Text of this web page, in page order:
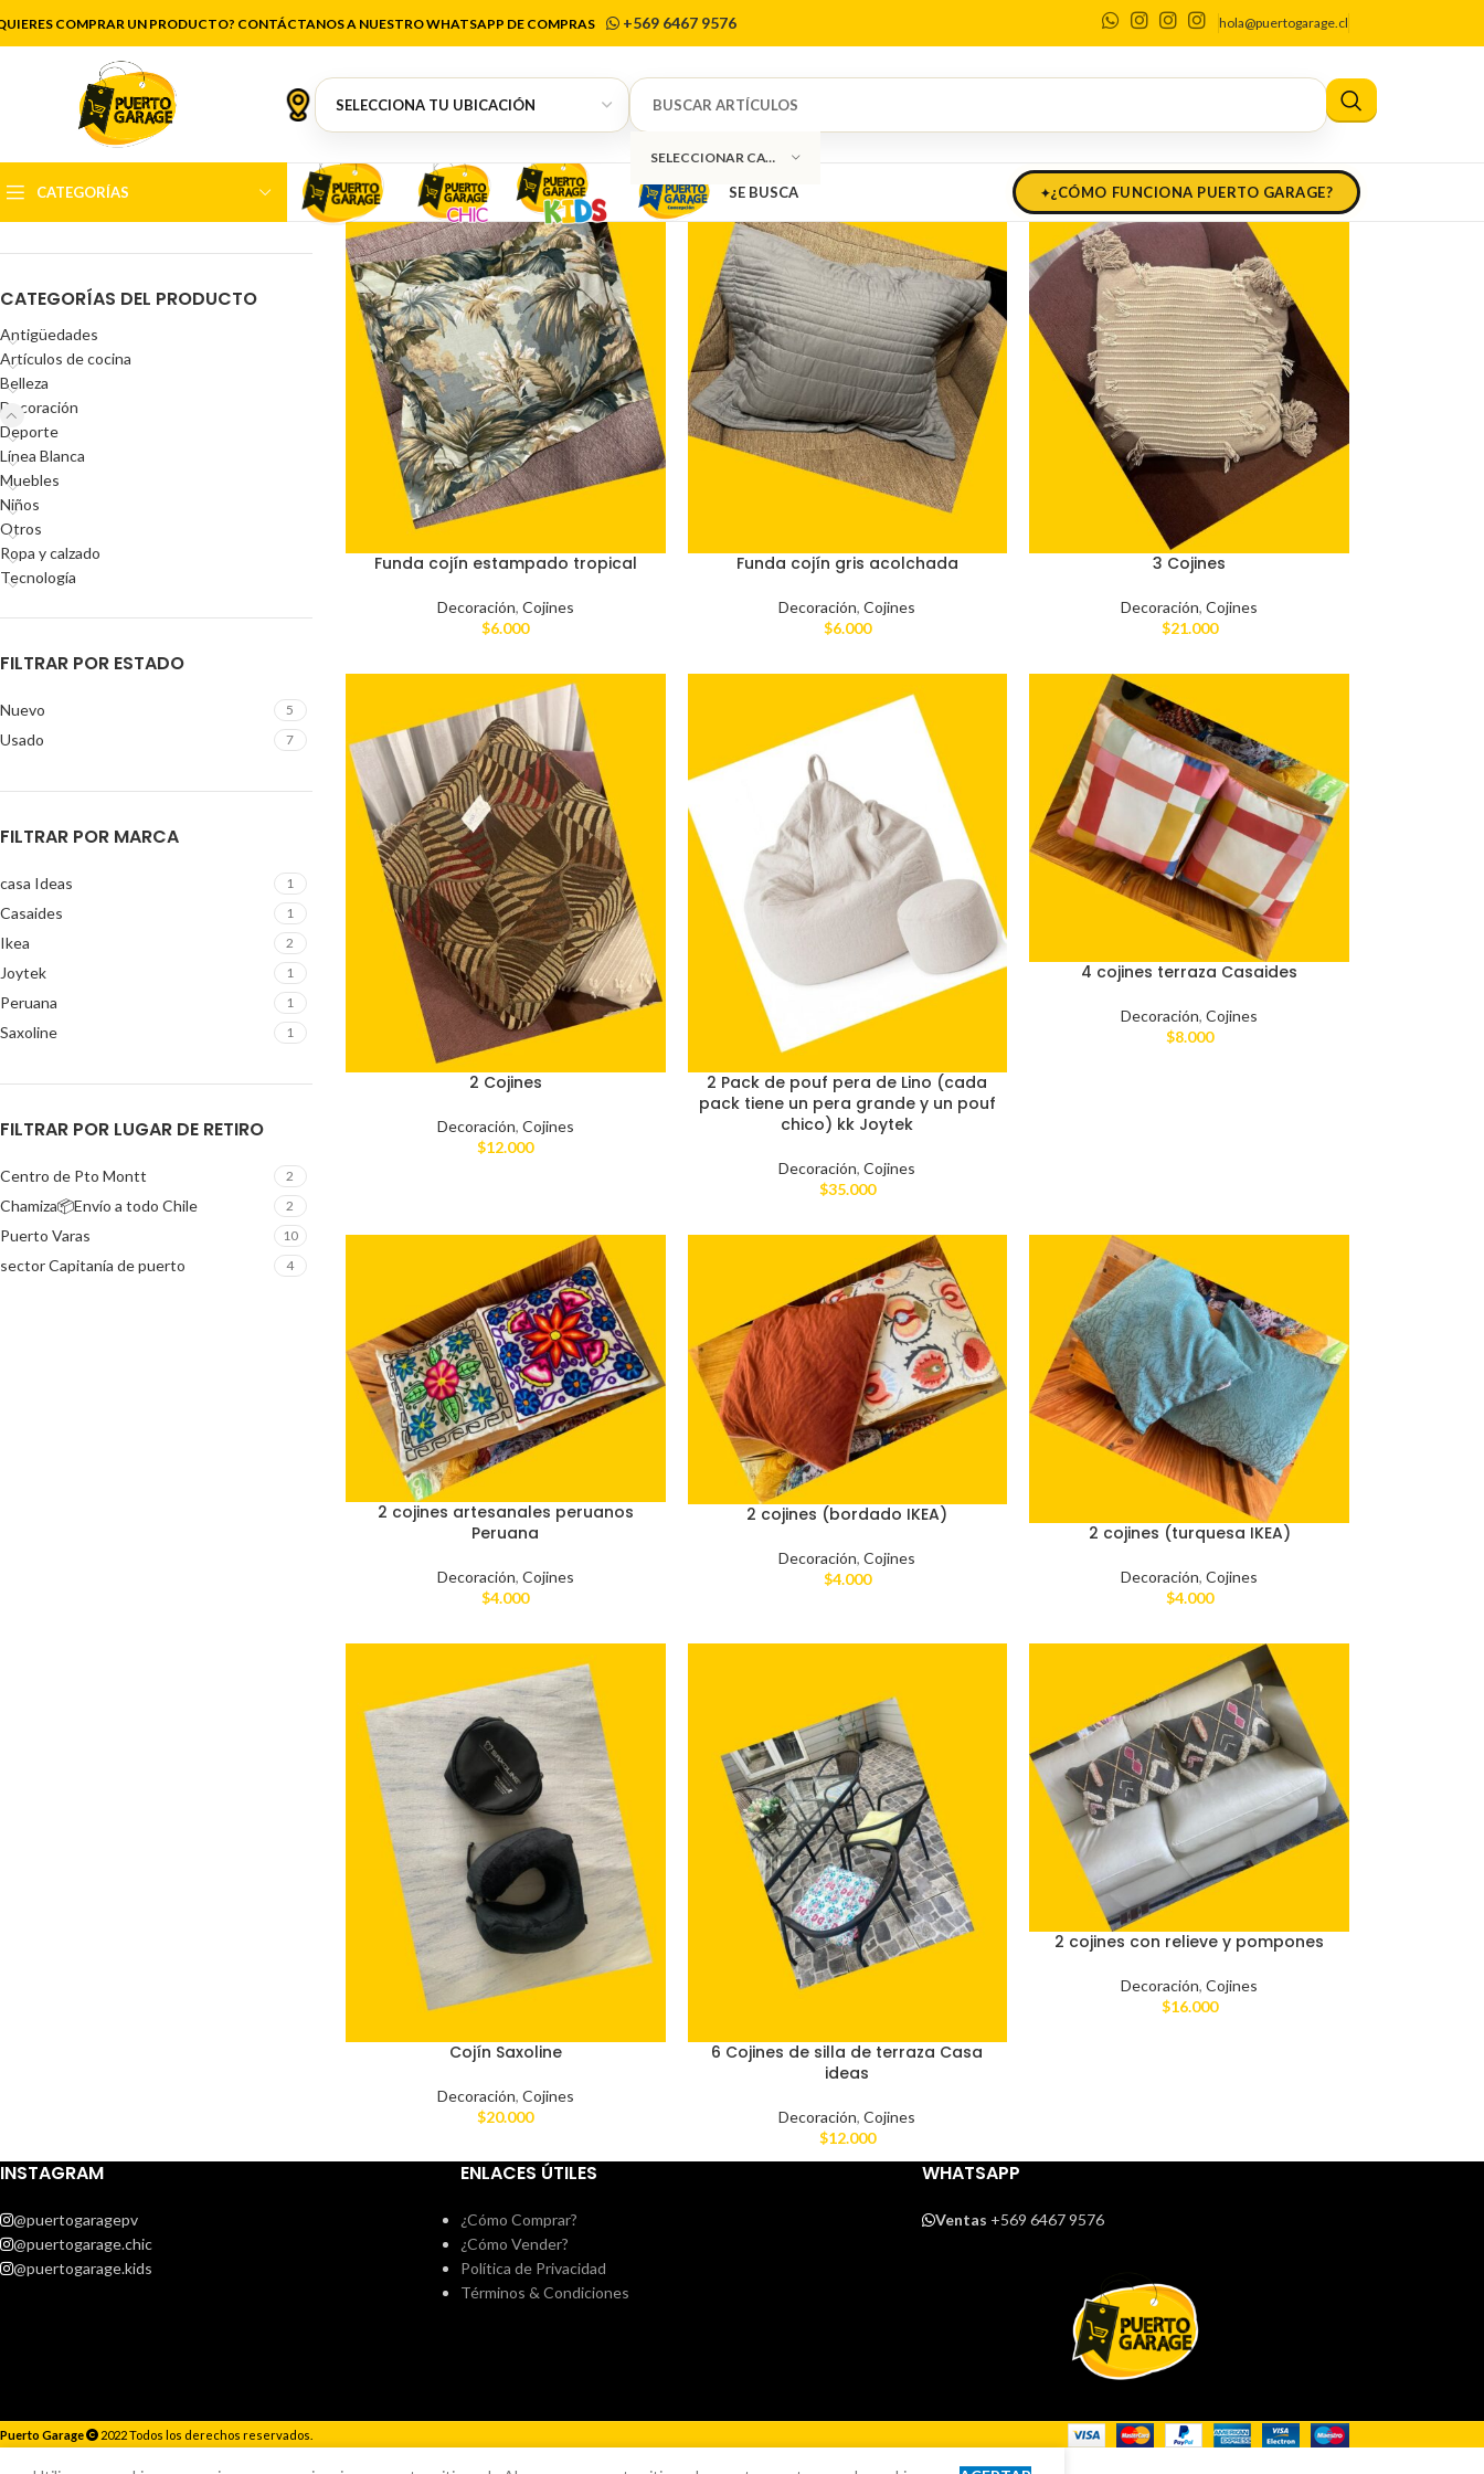
COMPRAR UN PRODUCTO? CONTÁCTANOS A NUESTRO WHATSAPP DE COMPRAS +569 6467 9576 hola@puertogarage.cl
SELECCIONAR CATEGORÍA
CATEGORÍAS SE BUSCA ¿CÓMO FUNCIONA PUERTO GARAGE?
Cojines
FILTRAR POR PRECIO
FILTRAR
Precio:$4.000—$35.000
CATEGORÍAS DEL PRODUCTO
Antigüedades
Artículos de cocina
Belleza
Decoración
Deporte
Línea Blanca
Muebles
Niños
Otros
Ropa y calzado
Tecnología
FILTRAR POR ESTADO
Nuevo 5
Usado 7
FILTRAR POR MARCA
casa Ideas 1
Casaides 1
Ikea 2
Joytek 1
Peruana 1
Saxoline 1
FILTRAR POR LUGAR DE RETIRO
Centro de Pto Montt 2
Chamiza📦Envío a todo Chile 2
Puerto Varas 10
sector Capitanía de puerto 4
Funda cojín estampado tropical
Decoración, Cojines
$6.000
Funda cojín gris acolchada
Decoración,Cojines
$6.000
3 Cojines
Decoración,Cojines
$21.000
2 Cojines
Decoración, Cojines
$12.000
2 Pack de pouf pera de Lino (cada
pack tiene un pera grande y un pouf
chico) kk Joytek
Decoración,Cojines
$35.000
4 cojines terraza Casaides
Decoración,Cojines
$8.000
2 cojines artesanales peruanos
Peruana
Decoración, Cojines
$4.000
2 cojines (bordado IKEA)
Decoración,Cojines
$4.000
2 cojines (turquesa IKEA)
Decoración,Cojines
$4.000
Cojín Saxoline
Decoración, Cojines
$20.000
6 Cojines de silla de terraza Casa
ideas
Decoración,Cojines
$12.000
2 cojines con relieve y pompones
Decoración,Cojines
$16.000
INSTAGRAM
@puertogaragepv
@puertogarage.chic
@puertogarage.kids
ENLACES ÚTILES
¿Cómo Comprar?
¿Cómo Vender?
Política de Privacidad
Términos & Condiciones
WHATSAPP
Ventas +569 6467 9576
Puerto Garage 2022 Todos los derechos reservados.